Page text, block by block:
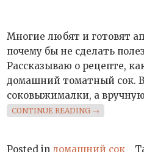
Многие любят и готовят
почему бы не сделать
Рассказываю о рецепте,
домашний томатный сок.
соковыжималки, а
CONTINUE READING →
Posted inдомашний сок